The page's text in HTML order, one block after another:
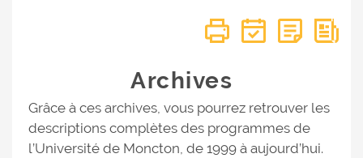
Archives
Grâce à ces archives, vous pourrez retrouver les
descriptions complètes des programmes de
l’Université de Moncton, de 1999 à aujourd’hui.